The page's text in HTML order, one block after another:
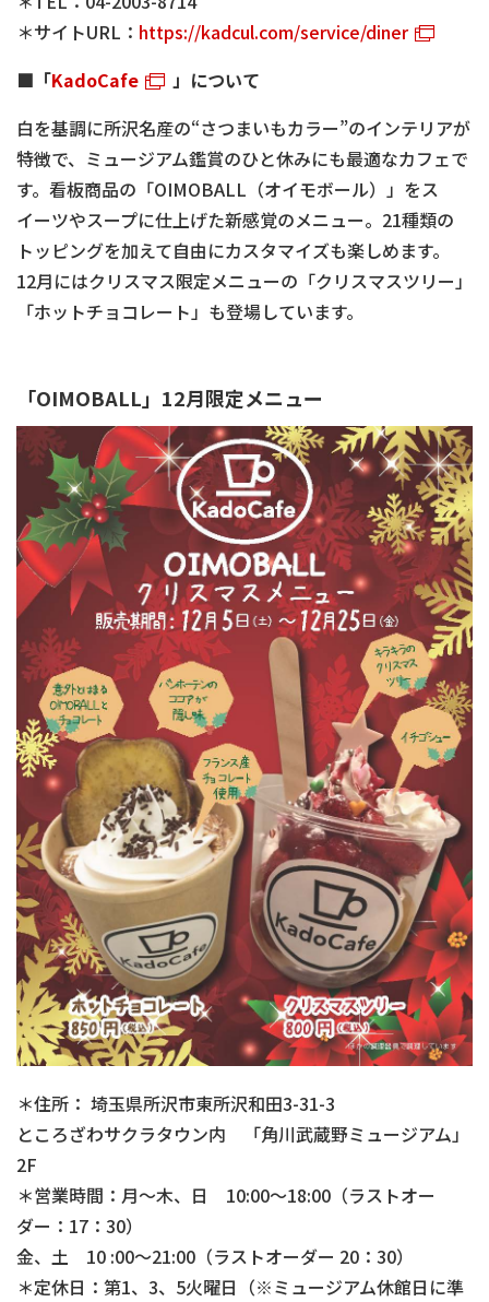
＊サイトURL： https://kadcul.com/service/diner
■「KadoCafe
」について
白を基調に所沢名産の“さつまいもカラー”のインテリアが
特徴で、ミュージアム鑑賞のひと休みにも最適なカフェで
す。看板商品の「OIMOBALL（オイモボール）」をス
イーツやスープに仕上げた新感覚のメニュー。21種類の
トッピングを加えて自由にカスタマイズも楽しめます。
12月にはクリスマス限定メニューの「クリスマスツリー」
「ホットチョコレート」も登場しています。
「OIMOBALL」12月限定メニュー
＊住所： 埼玉県所沢市東所沢和田3-31-3
ところざわサクラタウン内 「角川武蔵野ミュージアム」
2F
＊営業時間：月～木、日 10:00～18:00（ラストオー
ダー：17：30）
金、土 10 :00～21:00（ラストオーダー 20：30）
＊定休日：第1、3、5火曜日（※ミュージアム休館日に準